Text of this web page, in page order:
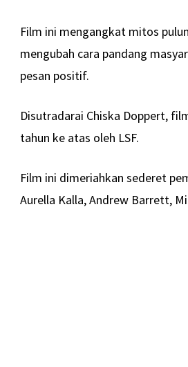
Film ini mengangkat mitos
mengubah cara pandang
pesan positif.
Disutradarai Chiska Doppert,
tahun ke atas oleh LSF.
Film ini dimeriahkan sederet
Aurella Kalla, Andrew Barrett,